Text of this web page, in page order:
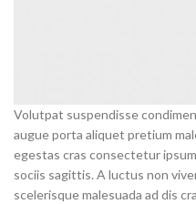
Volutpat suspendisse
augue porta aliquet pretium
egestas cras consectetur
sociis sagittis. A luctus non
scelerisque malesuada ad dis